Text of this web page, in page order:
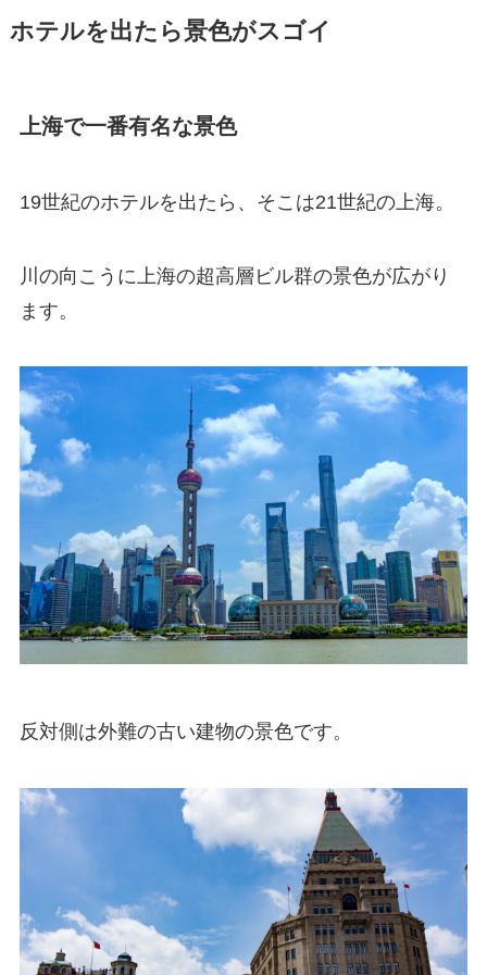
ホテルを出たら景色がスゴイ
上海で一番有名な景色
19世紀のホテルを出たら、そこは21世紀の上海。
川の向こうに上海の超高層ビル群の景色が広がり
ます。
反対側は外難の古い建物の景色です。